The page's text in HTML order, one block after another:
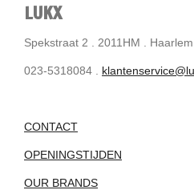
LUKX
Spekstraat 2 . 2011HM . Haarlem
023-5318084 .
CONTACT
OPENINGSTIJDEN
OUR BRANDS